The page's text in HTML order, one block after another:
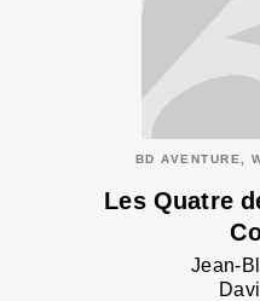
BD AVENTURE,
Les Quatre
Jean-